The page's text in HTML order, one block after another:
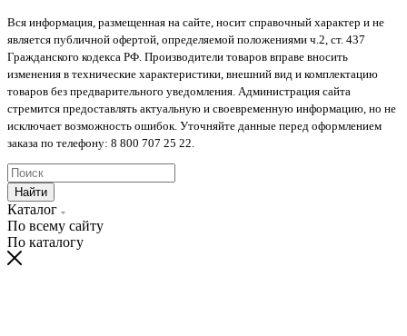
Вся информация, размещенная на сайте, носит справочный характер и не
является публичной офертой, определяемой положениями ч.2, ст. 437
Гражданского кодекса РФ. Производители товаров вправе вносить
изменения в технические характеристики, внешний вид и комплектацию
товаров без предварительного уведомления. Администрация сайта
стремится предоставлять актуальную и своевременную информацию, но не
исключает возможность ошибок. Уточняйте данные перед оформлением
заказа по телефону: 8 800 707 25 22.
Найти
Каталог
По всему сайту
По каталогу